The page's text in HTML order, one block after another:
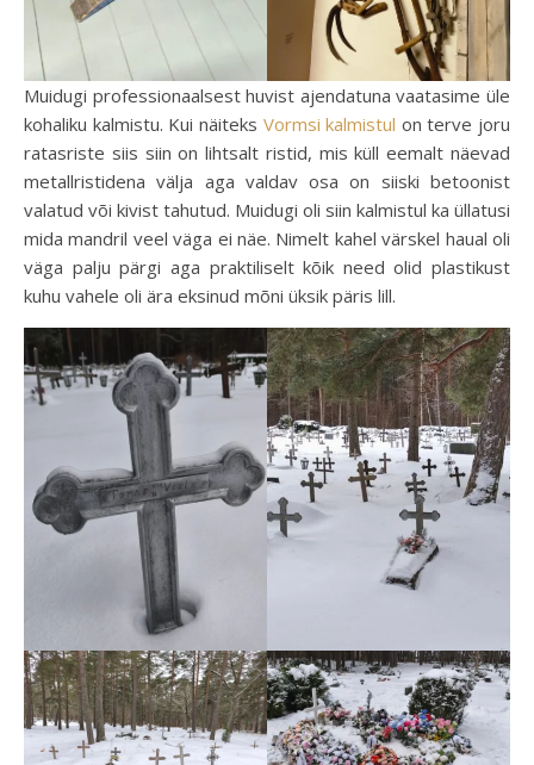
Muidugi professionaalsest huvist ajendatuna vaatasime üle
kohaliku kalmistu. Kui näiteks Vormsi kalmistul on terve joru
ratasriste siis siin on lihtsalt ristid, mis küll eemalt näevad
metallristidena välja aga valdav osa on siiski betoonist
valatud või kivist tahutud. Muidugi oli siin kalmistul ka üllatusi
mida mandril veel väga ei näe. Nimelt kahel värskel haual oli
väga palju pärgi aga praktiliselt kõik need olid plastikust
kuhu vahele oli ära eksinud mõni üksik päris lill.